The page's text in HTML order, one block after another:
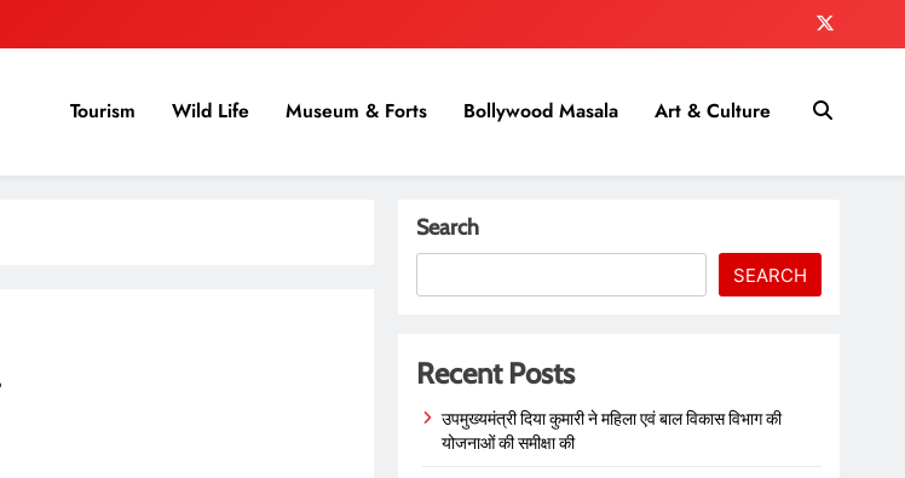
Tourism Wild Life Museum & Forts Bollywood Masala Art & Culture
Search
SEARCH
Recent Posts
उपमुख्यमंत्री दिया कुमारी ने महिला एवं बाल विकास विभाग की
योजनाओं की समीक्षा की